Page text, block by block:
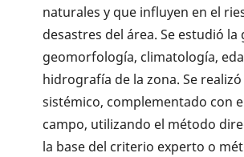
naturales y que influyen en el
desastres del área. Se estudió la
geomorfología, climatología,
hidrografía de la zona. Se
sistémico, complementado con
campo, utilizando el método
la base del criterio experto o